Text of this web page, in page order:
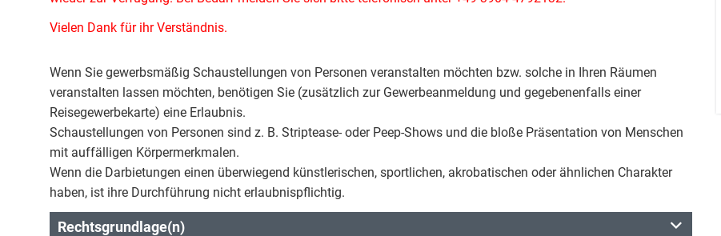
Vielen Dank für ihr Verständnis.
Wenn Sie gewerbsmäßig Schaustellungen von Personen veranstalten möchten bzw. solche in Ihren Räumen
veranstalten lassen möchten, benötigen Sie (zusätzlich zur Gewerbeanmeldung und gegebenenfalls einer
Reisegewerbekarte) eine Erlaubnis.
Schaustellungen von Personen sind z. B. Striptease- oder Peep-Shows und die bloße Präsentation von Menschen
mit auffälligen Körpermerkmalen.
Wenn die Darbietungen einen überwiegend künstlerischen, sportlichen, akrobatischen oder ähnlichen Charakter
haben, ist ihre Durchführung nicht erlaubnispflichtig.
Rechtsgrundlage(n)